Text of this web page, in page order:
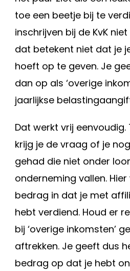
toe een beetje bij te
inschrijven bij de KvK
dat betekent niet dat je
hoeft op te geven. Je
dan op als ‘overige
jaarlijkse
Dat werkt vrij
krijg je de vraag of je
gehad die niet onder
onderneming vallen.
bedrag in dat je met
hebt verdiend. Houd er
bij ‘overige inkomsten’
aftrekken. Je geeft dus
bedrag op dat je hebt